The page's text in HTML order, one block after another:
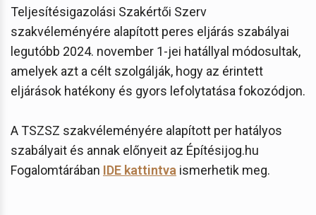
Teljesítésigazolási Szakértői Szerv
szakvéleményére alapított peres eljárás szabályai
legutóbb 2024. november 1-jei hatállyal módosultak,
amelyek azt a célt szolgálják, hogy az érintett
eljárások hatékony és gyors lefolytatása fokozódjon.
A TSZSZ szakvéleményére alapított per hatályos
szabályait és annak előnyeit az Építésijog.hu
Fogalomtárában IDE kattintva ismerhetik meg.